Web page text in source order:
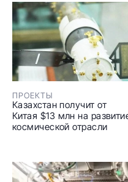
ПРОЕКТЫ
Казахстан получит от
Китая $13 млн на
космической отрасли